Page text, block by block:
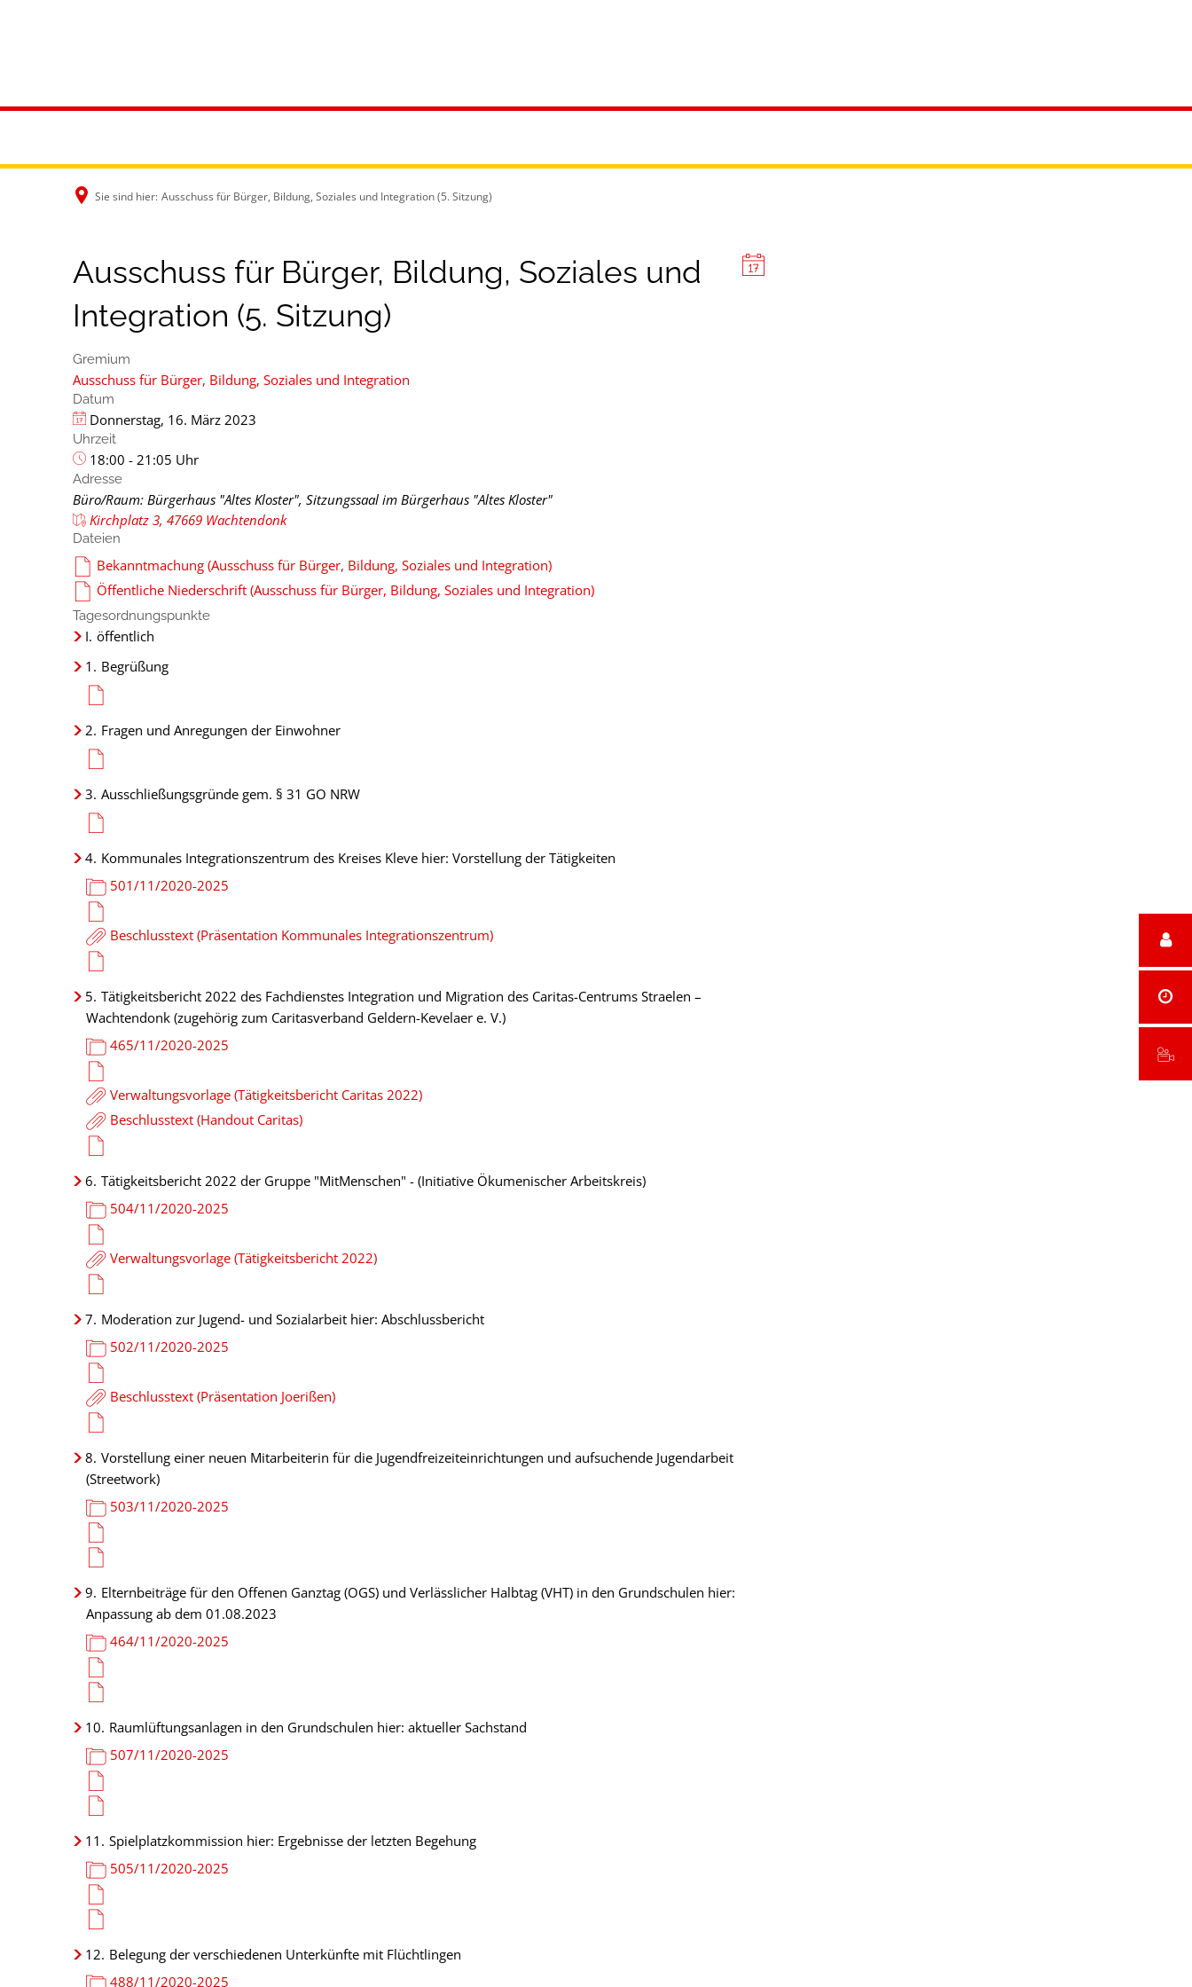
Sie sind hier: Ausschuss für Bürger, Bildung, Soziales und Integration (5. Sitzung)
Ausschuss für Bürger, Bildung, Soziales und
Integration (5. Sitzung)
Gremium
Ausschuss für Bürger, Bildung, Soziales und Integration
Datum
Donnerstag, 16. März 2023
Uhrzeit
18:00 - 21:05 Uhr
Adresse
Büro/Raum: Bürgerhaus "Altes Kloster", Sitzungssaal im Bürgerhaus "Altes Kloster"
Kirchplatz 3, 47669 Wachtendonk
Dateien
Bekanntmachung (Ausschuss für Bürger, Bildung, Soziales und Integration)
Öffentliche Niederschrift (Ausschuss für Bürger, Bildung, Soziales und Integration)
Tagesordnungspunkte
I. öffentlich
1. Begrüßung
2. Fragen und Anregungen der Einwohner
3. Ausschließungsgründe gem. § 31 GO NRW
4. Kommunales Integrationszentrum des Kreises Kleve hier: Vorstellung der Tätigkeiten
501/11/2020-2025
Beschlusstext (Präsentation Kommunales Integrationszentrum)
5. Tätigkeitsbericht 2022 des Fachdienstes Integration und Migration des Caritas-Centrums Straelen –
Wachtendonk (zugehörig zum Caritasverband Geldern-Kevelaer e. V.)
465/11/2020-2025
Verwaltungsvorlage (Tätigkeitsbericht Caritas 2022)
Beschlusstext (Handout Caritas)
6. Tätigkeitsbericht 2022 der Gruppe "MitMenschen" - (Initiative Ökumenischer Arbeitskreis)
504/11/2020-2025
Verwaltungsvorlage (Tätigkeitsbericht 2022)
7. Moderation zur Jugend- und Sozialarbeit hier: Abschlussbericht
502/11/2020-2025
Beschlusstext (Präsentation Joerißen)
8. Vorstellung einer neuen Mitarbeiterin für die Jugendfreizeiteinrichtungen und aufsuchende Jugendarbeit
(Streetwork)
503/11/2020-2025
9. Elternbeiträge für den Offenen Ganztag (OGS) und Verlässlicher Halbtag (VHT) in den Grundschulen hier:
Anpassung ab dem 01.08.2023
464/11/2020-2025
10. Raumlüftungsanlagen in den Grundschulen hier: aktueller Sachstand
507/11/2020-2025
11. Spielplatzkommission hier: Ergebnisse der letzten Begehung
505/11/2020-2025
12. Belegung der verschiedenen Unterkünfte mit Flüchtlingen
488/11/2020-2025